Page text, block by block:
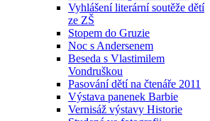
Vyhlášení literární soutěže dětí
ze ZŠ
Stopem do Gruzie
Noc s Andersenem
Beseda s Vlastimilem
Vondruškou
Pasování dětí na čtenáře 2011
Výstava panenek Barbie
Vernisáž výstavy Historie